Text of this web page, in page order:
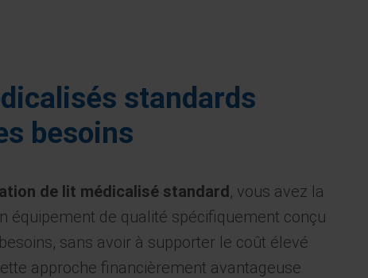
standards
besoins
de lit médicalisé standard, vous avez la
équipement de qualité spécifiquement conçu
sans avoir à supporter le coût élevé
approche financièrement avantageuse